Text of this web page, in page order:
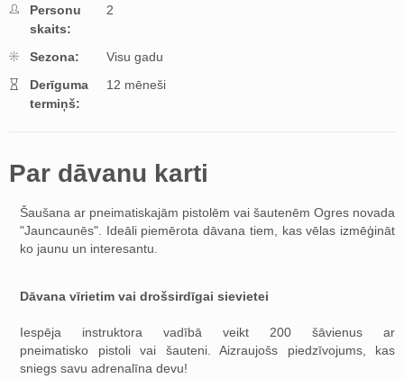
Personu
skaits:
2
Sezona:
Visu gadu
Derīguma
termiņš:
12 mēneši
Par dāvanu karti
Šaušana ar pneimatiskajām pistolēm vai šautenēm Ogres novada
"Jauncaunēs". Ideāli piemērota dāvana tiem, kas vēlas izmēģināt
ko jaunu un interesantu.
Dāvana vīrietim vai drošsirdīgai sievietei
Iespēja instruktora vadībā veikt 200 šāvienus ar
pneimatisko pistoli vai šauteni. Aizraujošs piedzīvojums, kas
sniegs savu adrenalīna devu!